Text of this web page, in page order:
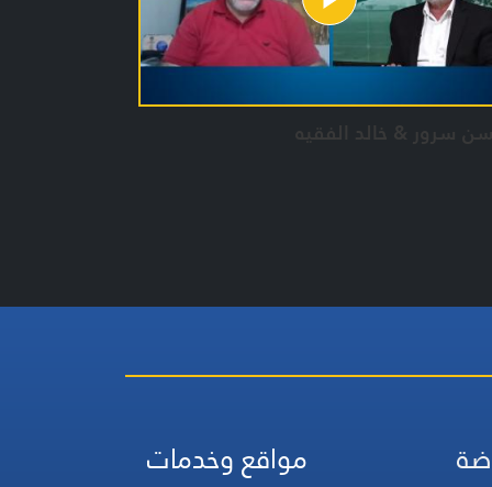
سرور & خالد الفقيه
مواقع وخدمات